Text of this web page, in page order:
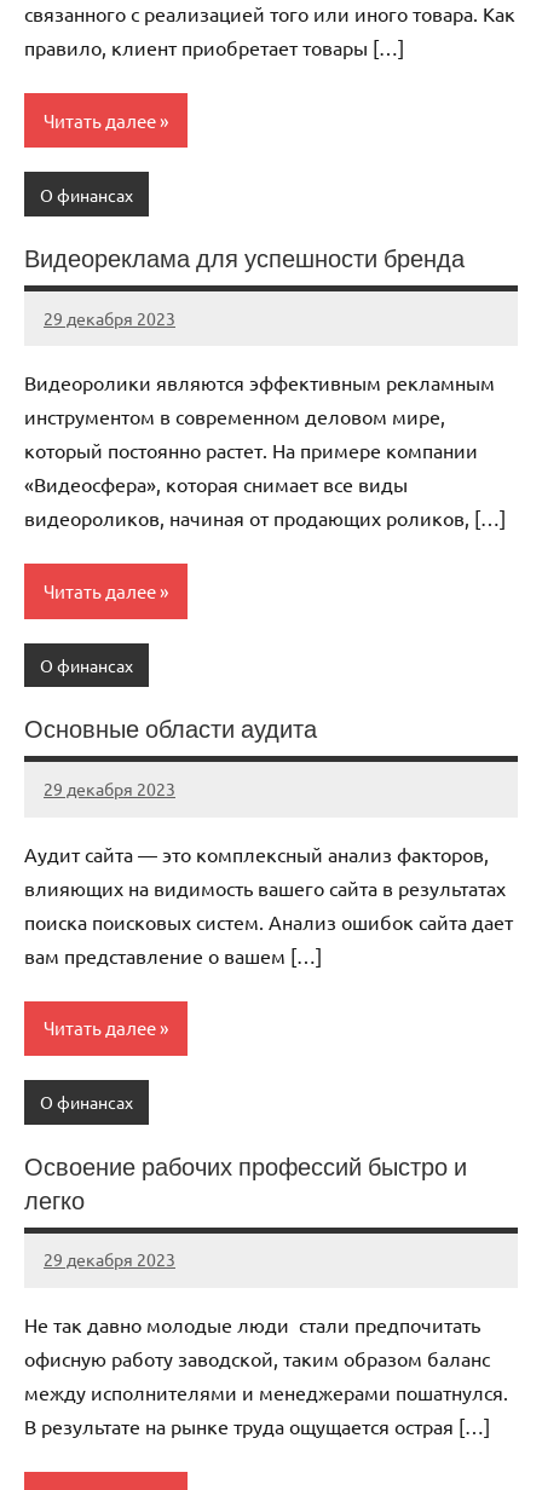
связанного с реализацией того или иного товара. Как
правило, клиент приобретает товары […]
Читать далее
О финансах
Видеореклама для успешности бренда
29 декабря 2023
autotravel03
Нет
Видеоролики являются эффективным рекламным
инструментом в современном деловом мире,
который постоянно растет. На примере компании
«Видеосфера», которая снимает все виды
видеороликов, начиная от продающих роликов, […]
Читать далее
О финансах
Основные области аудита
29 декабря 2023
autotravel03
Нет
Аудит сайта — это комплексный анализ факторов,
влияющих на видимость вашего сайта в результатах
поиска поисковых систем. Анализ ошибок сайта дает
вам представление о вашем […]
Читать далее
О финансах
Освоение рабочих профессий быстро и
легко
29 декабря 2023
autotravel03
Нет
Не так давно молодые люди стали предпочитать
офисную работу заводской, таким образом баланс
между исполнителями и менеджерами пошатнулся.
В результате на рынке труда ощущается острая […]